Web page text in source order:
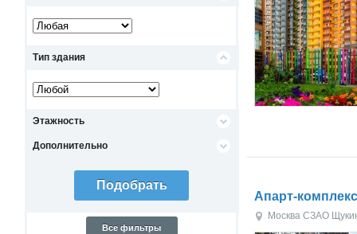
Тип здания
Этажность
Дополнительно
Все фильтры
Апарт-
Москва СЗАО